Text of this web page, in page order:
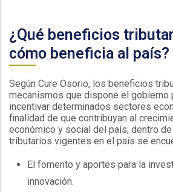
¿Qué beneficios
cómo beneficia al país?
Según Cure Osorio, los beneficios
mecanismos que dispone el gobierno
incentivar determinados sectores
finalidad de que contribuyan al
económico y social del país; dentro
tributarios vigentes en el país se
El fomento y aportes para la
innovación.